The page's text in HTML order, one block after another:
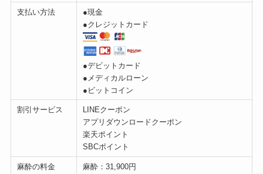
支払い方法
●現金
●クレジットカード
●デビットカード
●メディカルローン
●ビットコイン
割引サービス
LINEクーポン
アプリダウンロードクーポン
楽天ポイント
SBCポイント
麻酔の料金
麻酔：31,900円